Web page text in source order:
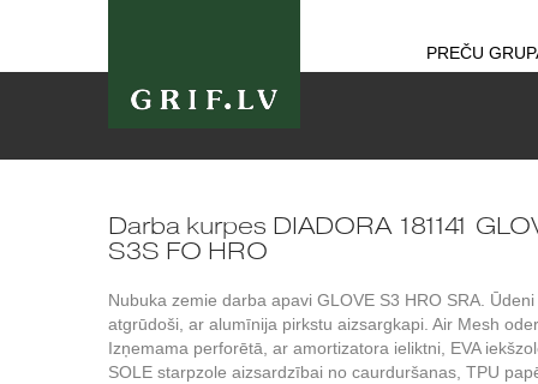
PREČU
Darba kurpes DIADORA 181141
S3S FO HRO
Nubuka zemie darba apavi GLOVE S3 HRO SRA. Ūdeni
atgrūdoši, ar alumīnija pirkstu aizsargkapi. Air Mesh
Izņemama perforētā, ar amortizatora ieliktni, EVA
SOLE starpzole aizsardzībai no caurduršanas, TPU